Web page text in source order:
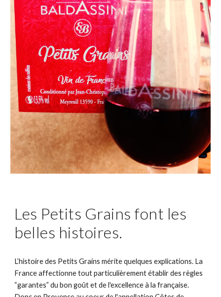
Les Petits Grains font les
belles histoires.
L’histoire des Petits Grains mérite quelques explications. La
France affectionne tout particulièrement établir des règles
“garantes” du bon goût et de l'excellence à la française.